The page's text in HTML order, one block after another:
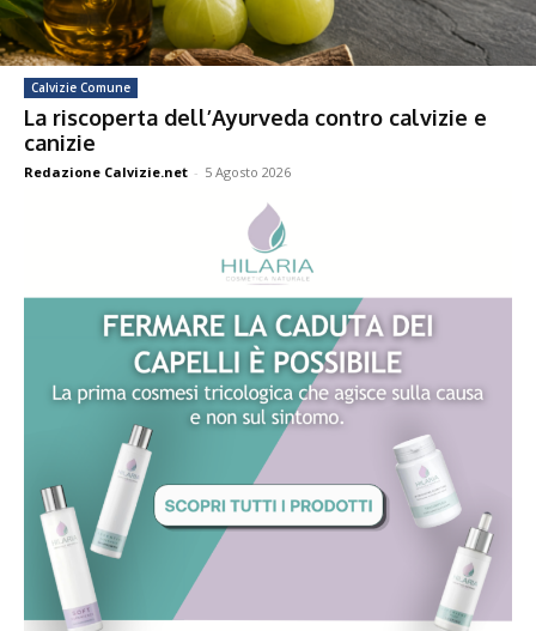
Calvizie Comune
La riscoperta dell’Ayurveda contro calvizie e
canizie
Redazione Calvizie.net - 5 Agosto 2026